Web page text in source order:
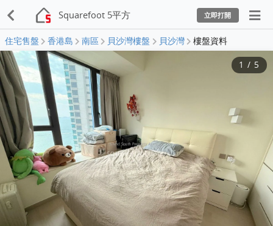
Squarefoot 5平方 立即打開
住宅售盤 香港島 南區 貝沙灣樓盤 貝沙灣 樓盤資料
1 / 5